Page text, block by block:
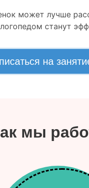
может лучше
станут
на
мы